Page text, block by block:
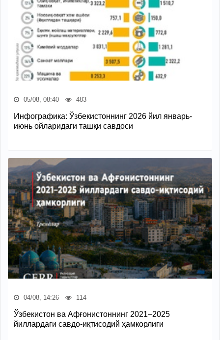
05/08, 08:40 483
Инфографика: Ўзбекистоннинг 2026 йил январь-
июнь ойларидаги ташқи савдоси
04/08, 14:26 114
Ўзбекистон ва Афғонистоннинг 2021–2025
йиллардаги савдо-иқтисодий ҳамкорлиги